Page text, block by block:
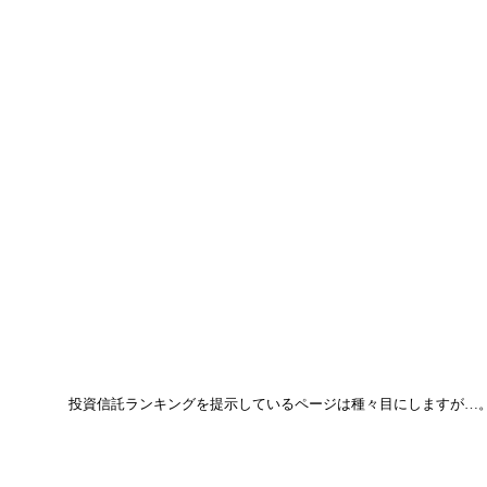
投資信託ランキングを提示しているページは種々目にしますが…